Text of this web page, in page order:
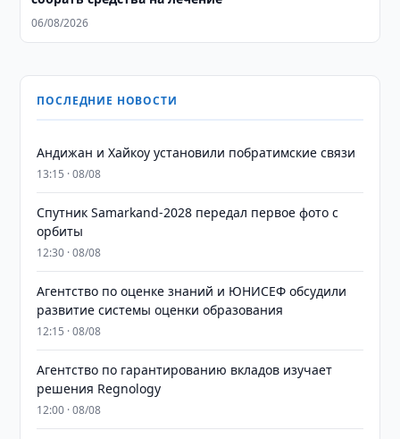
06/08/2026
ПОСЛЕДНИЕ НОВОСТИ
Андижан и Хайкоу установили побратимские связи
13:15 · 08/08
Спутник Samarkand-2028 передал первое фото с
орбиты
12:30 · 08/08
Агентство по оценке знаний и ЮНИСЕФ обсудили
развитие системы оценки образования
12:15 · 08/08
Агентство по гарантированию вкладов изучает
решения Regnology
12:00 · 08/08